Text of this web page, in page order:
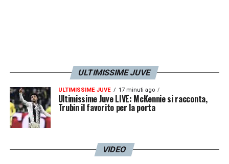
ULTIMISSIME JUVE
ULTIMISSIME JUVE 17 minuti ago
Ultimissime Juve LIVE: McKennie si racconta,
Trubin il favorito per la porta
VIDEO